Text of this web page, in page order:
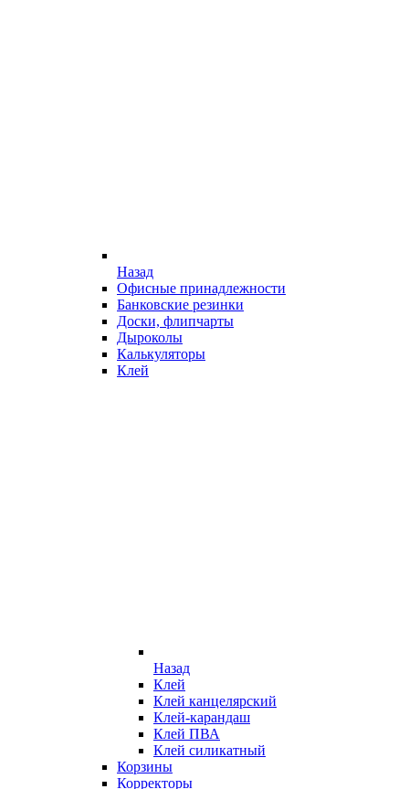
Назад
Офисные принадлежности
Банковские резинки
Доски, флипчарты
Дыроколы
Калькуляторы
Клей
Назад
Клей
Клей канцелярский
Клей-карандаш
Клей ПВА
Клей силикатный
Корзины
Корректоры